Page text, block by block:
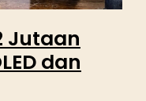
Jutaan
dan